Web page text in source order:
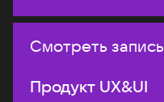
Смотреть запись
Продукт UX&UI